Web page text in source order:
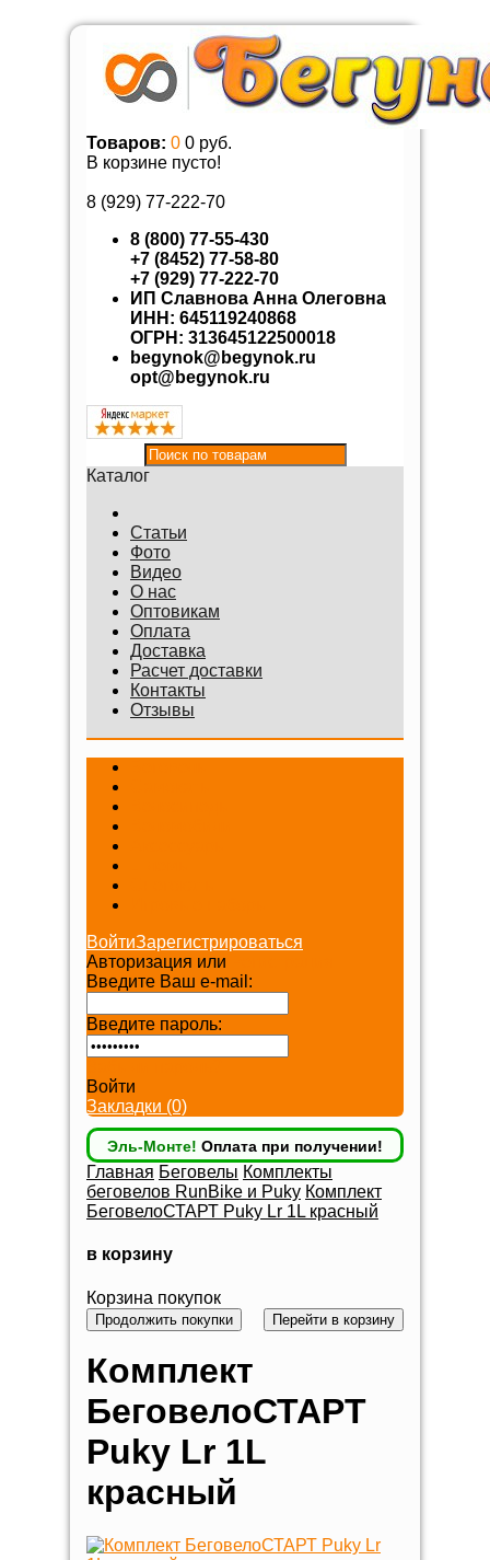
Товаров: 0 0 руб.
В корзине пусто!
8 (929) 77-222-70
8 (800) 77-55-430
+7 (8452) 77-58-80
+7 (929) 77-222-70
ИП Славнова Анна Олеговна
ИНН: 645119240868
ОГРН: 313645122500018
begynok@begynok.ru
opt@begynok.ru
Каталог
Статьи
Фото
Видео
О нас
Оптовикам
Оплата
Доставка
Расчет доставки
Контакты
Отзывы
ВойтиЗарегистрироваться
Авторизация или
Введите Ваш e-mail:
Введите пароль:
Войти
Закладки (0)
Эль-Монте! Оплата при получении!
Главная Беговелы Комплекты
беговелов RunBike и Puky Комплект
БеговелоСТАРТ Puky Lr 1L красный
в корзину
Корзина покупок
Перейти в корзину
Продолжить покупки
Комплект
БеговелоСТАРТ
Puky Lr 1L
красный